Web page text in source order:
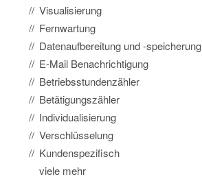
Visualisierung
Fernwartung
Datenaufbereitung und -speicherung
E-Mail Benachrichtigung
Betriebsstundenzähler
Betätigungszähler
Individualisierung
Verschlüsselung
Kundenspezifisch
viele mehr